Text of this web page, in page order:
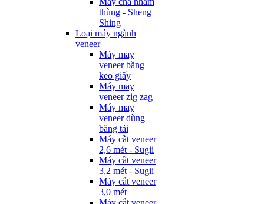
thùng - Sheng
Shing
Loại máy ngành
veneer
Máy may
veneer bằng
keo giấy
Máy may
veneer zig zag
Máy may
veneer dùng
băng tải
Máy cắt veneer
2,6 mét - Sugii
Máy cắt veneer
3,2 mét - Sugii
Máy cắt veneer
3,0 mét